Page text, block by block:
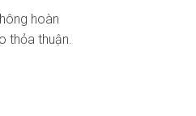
hoàn
thỏa thuận.